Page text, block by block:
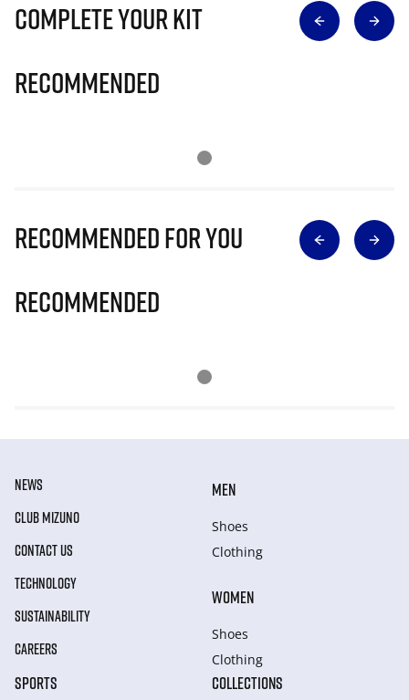
Complete Your Kit
Recommended
Recommended for you
Recommended
NEWS
CLUB MIZUNO
CONTACT US
TECHNOLOGY
SUSTAINABILITY
CAREERS
MEN
Shoes
Clothing
WOMEN
Shoes
Clothing
SPORTS COLLECTIONS